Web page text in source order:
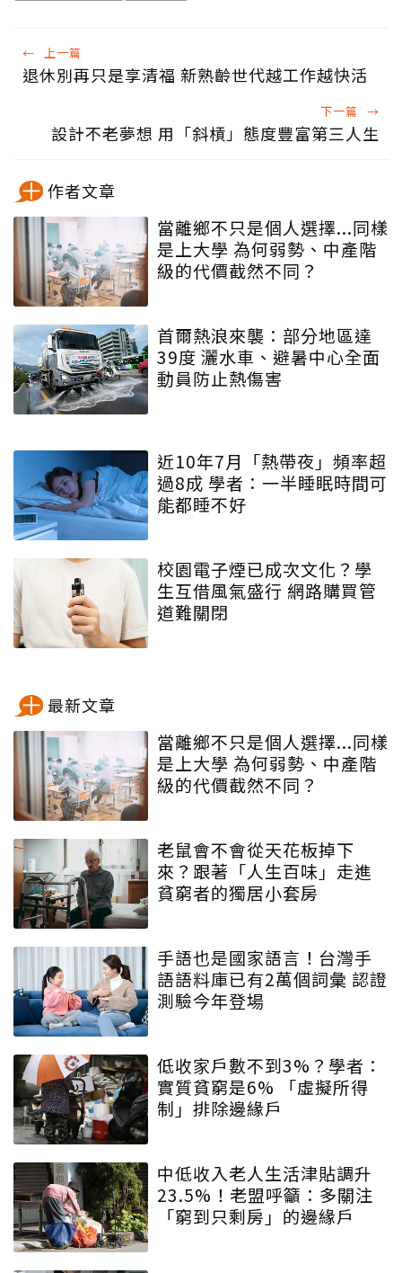
← 上一篇
退休別再只是享清福 新熟齡世代越工作越快活
下一篇 →
設計不老夢想 用「斜槓」態度豐富第三人生
作者文章
當離鄉不只是個人選擇...同樣
是上大學 為何弱勢、中產階
級的代價截然不同？
首爾熱浪來襲：部分地區達
39度 灑水車、避暑中心全面
動員防止熱傷害
近10年7月「熱帶夜」頻率超
過8成 學者：一半睡眠時間可
能都睡不好
校園電子煙已成次文化？學
生互借風氣盛行 網路購買管
道難關閉
最新文章
當離鄉不只是個人選擇...同樣
是上大學 為何弱勢、中產階
級的代價截然不同？
老鼠會不會從天花板掉下
來？跟著「人生百味」走進
貧窮者的獨居小套房
手語也是國家語言！台灣手
語語料庫已有2萬個詞彙 認證
測驗今年登場
低收家戶數不到3%？學者：
實質貧窮是6% 「虛擬所得
制」排除邊緣戶
中低收入老人生活津貼調升
23.5%！老盟呼籲：多關注
「窮到只剩房」的邊緣戶